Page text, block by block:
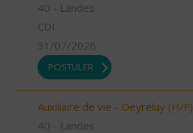
40 - Landes
CDI
31/07/2026
POSTULER
Auxiliaire de vie - Oeyreluy (H/F)
40 - Landes